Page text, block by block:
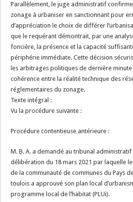
Parallèlement, le juge administratif
zonage à urbaniser en sanctionnant pour
d’appréciation le choix de différer
que le requérant démontrait, par une
foncière, la présence et la capacité
périphérie immédiate. Cette décision
les arbitrages politiques de dernière
cohérence entre la réalité technique des
réglementaires du zonage.
Texte intégral :
Vu la procédure suivante :
Procédure contentieuse antérieure :
M. B. A. a demandé au tribunal administratif
délibération du 18 mars 2021 par laquelle
de la communauté de communes du Pays
toulois a approuvé son plan local
programme local de l’habitat (PLUi).